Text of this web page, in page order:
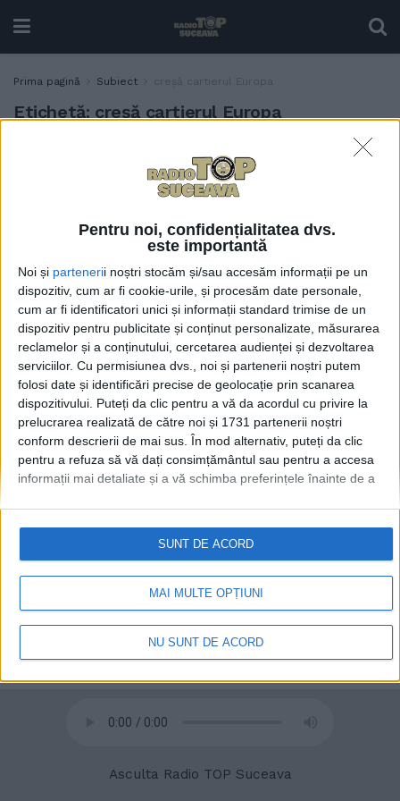
Pentru noi, confidențialitatea dvs.
este importantă
Noi și partenerii noștri stocăm și/sau accesăm informații pe un
dispozitiv, cum ar fi cookie-urile, și procesăm date personale,
cum ar fi identificatori unici și informații standard trimise de un
dispozitiv pentru publicitate și conținut personalizate, măsurarea
reclamelor și a conținutului, cercetarea audienței și dezvoltarea
serviciilor. Cu permisiunea dvs., noi și partenerii noștri putem
folosi date și identificări precise de geolocație prin scanarea
dispozitivului. Puteți da clic pentru a vă da acordul cu privire la
prelucrarea realizată de către noi și 1731 partenerii noștri
conform descrierii de mai sus. În mod alternativ, puteți da clic
pentru a refuza să vă dați consimțământul sau pentru a accesa
informații mai detaliate și a vă schimba preferințele înainte de a
retrageți consimțământul în orice moment, revenind la acest site
și făcând clic pe butonul "Confidențialitate" din partea de jos a
paginii web.
MAI MULTE OPȚIUNI
NU SUNT DE ACORD
SUNT DE ACORD
Prima pagină Subiect creșă cartierul Europa
Etichetă: creșă cartierul Europa
Creșa din cartierul Tinereții
va fi ridicată pînă la finele
anului
© 2020 Radio TOP Suceava 104 FM
Asculta Radio TOP Suceava